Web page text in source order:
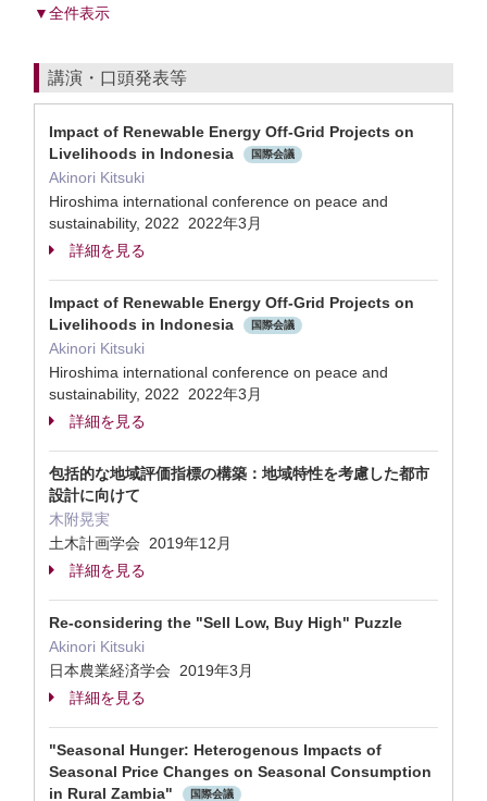
▼全件表示
講演・口頭発表等
Impact of Renewable Energy Off-Grid Projects on
Livelihoods in Indonesia
国際会議
Akinori Kitsuki
Hiroshima international conference on peace and
sustainability, 2022 2022年3月
詳細を見る
Impact of Renewable Energy Off-Grid Projects on
Livelihoods in Indonesia
国際会議
Akinori Kitsuki
Hiroshima international conference on peace and
sustainability, 2022 2022年3月
詳細を見る
包括的な地域評価指標の構築：地域特性を考慮した都市
設計に向けて
木附晃実
土木計画学会 2019年12月
詳細を見る
Re-considering the "Sell Low, Buy High" Puzzle
Akinori Kitsuki
日本農業経済学会 2019年3月
詳細を見る
"Seasonal Hunger: Heterogenous Impacts of
Seasonal Price Changes on Seasonal Consumption
in Rural Zambia"
国際会議